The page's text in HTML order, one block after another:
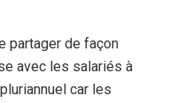
partager de façon
avec les salariés à
car les